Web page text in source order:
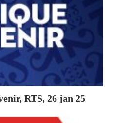
RTS, 26 jan 25